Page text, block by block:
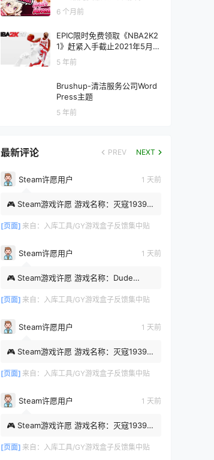
6 个月前
EPIC限时免费领取《NBA2K2
1》赶紧入手截止2021年5月21
5 年前
Brushup-清洁服务公司Word
Press主题
5 年前
最新评论 PREV NEXT
Steam许愿用户 1 天前
🎮 Steam游戏许愿 游戏名称：灭寇1939：
类型：影游 时间：2026-08-...
[页面] 来自： 入库工具/GY游戏盒子反馈集中贴
Steam许愿用户 1 天前
🎮 Steam游戏许愿 游戏名称：Dude
ID：4801740 游戏类型：动作，射...
[页面] 来自： 入库工具/GY游戏盒子反馈集中贴
Steam许愿用户 1 天前
🎮 Steam游戏许愿 游戏名称：灭寇1939：
类型：互动影游 时间：2026...
[页面] 来自： 入库工具/GY游戏盒子反馈集中贴
Steam许愿用户 1 天前
🎮 Steam游戏许愿 游戏名称：灭寇1939：
类型：互动影游 时间：2026...
[页面] 来自： 入库工具/GY游戏盒子反馈集中贴